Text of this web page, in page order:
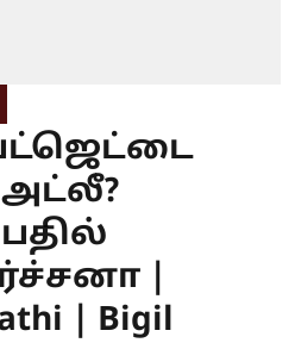
பட்ஜெட்டை
அட்லீ?
|
| Bigil